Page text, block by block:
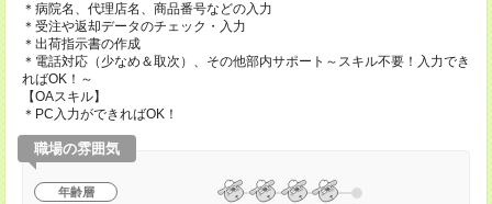
＊病院名、代理店名、商品番号などの入力
＊受注や返却データのチェック・入力
＊出荷指示書の作成
＊電話対応（少なめ＆取次）、その他部内サポート～スキル不要！入力でき
ればOK！～
【OAスキル】
＊PC入力ができればOK！
職場の雰囲気
年齢層